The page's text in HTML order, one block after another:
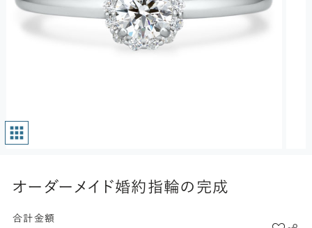
オーダーメイド婚約指輪の完成
合計金額